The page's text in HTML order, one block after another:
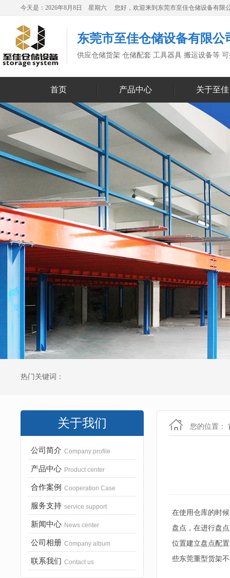
今天是：2026年8月8日 星期六 您好，欢迎来到东莞市至佳仓储设备有限
东莞市至佳仓储设备有限公
供应仓储货架 仓储配套 工具器具 搬运设备等
首页 产品中心 关于至佳
热门关键词：
关于我们
公司简介 Company profile
产品中心 Product center
合作案例 Cooperation Case
服务支持 service support
新闻中心 News center
公司相册 Company album
联系我们 Contact us
您的位置：
在使用仓库的时
盘点，在进行盘
位置建立盘点配
些东莞重型货架